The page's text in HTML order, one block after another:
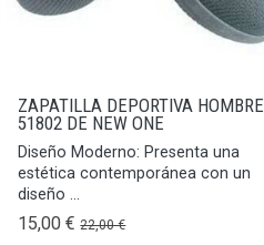
ZAPATILLA DEPORTIVA HOMBRE
51802 DE NEW ONE
Diseño Moderno: Presenta una
estética contemporánea con un
diseño ...
15,00 €22,00 €